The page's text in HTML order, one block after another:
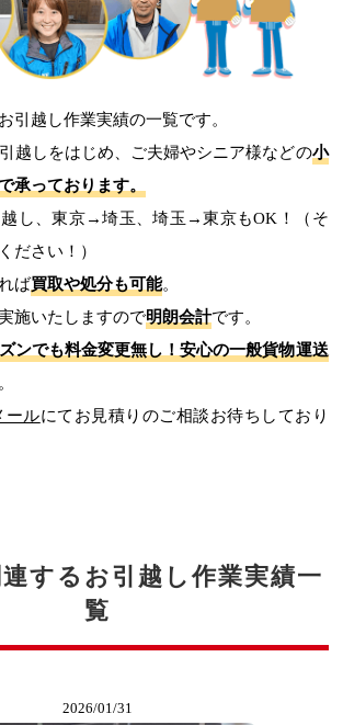
引越し作業実績の一覧です。
越しをはじめ、ご夫婦やシニア様などの小
承っております。
し、東京→埼玉、埼玉→東京もOK！（そ
ださい！）
ば買取や処分も可能。
施いたしますので明朗会計です。
ンでも料金変更無し！安心の一般貨物運送
ールにてお見積りのご相談お待ちしており
するお引越し作業実績一
覧
2026/01/31